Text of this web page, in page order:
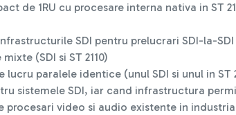
de 1RU cu procesare interna nativa in ST
SDI pentru prelucrari SDI-la-
(SDI si ST 2110)
paralele identice (unul SDI si unul in ST
sistemele SDI, iar cand infrastructura
video si audio existente in